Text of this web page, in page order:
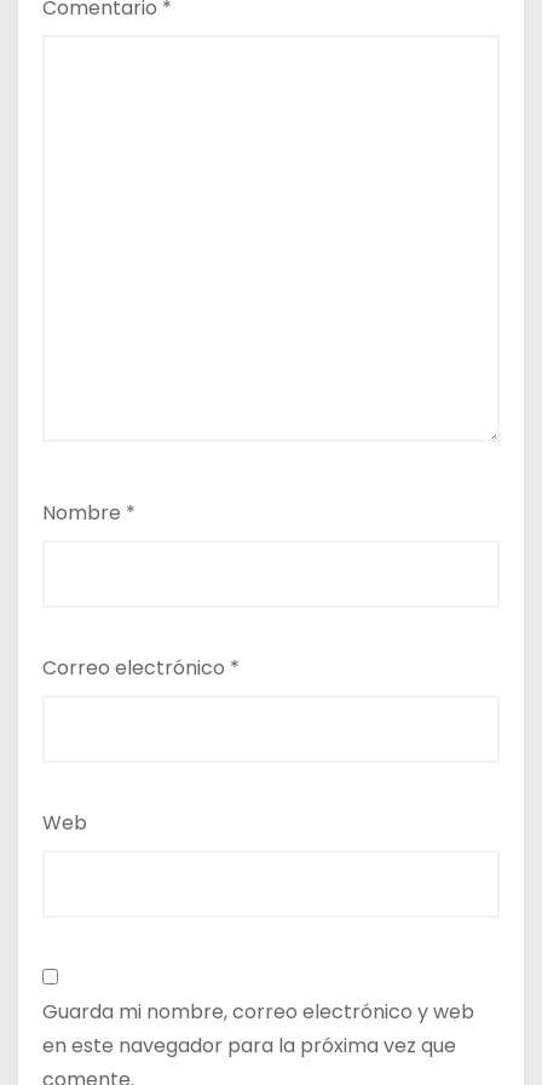
Comentario *
Nombre *
Correo electrónico *
Web
Guarda mi nombre, correo electrónico y web
en este navegador para la próxima vez que